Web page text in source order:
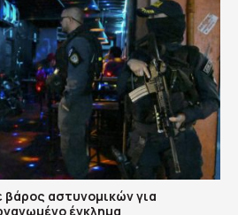
αστυνομικών για
έγκλημα